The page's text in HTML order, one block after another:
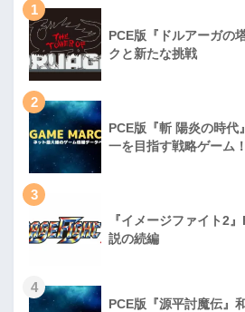
1
PCE版『ドルアーガの
クと新たな挑戦
2
PCE版『斬 陽炎の時代
一を目指す戦略ゲーム！
3
『イメージファイト2
説の続編
4
PCE版『源平討魔伝』